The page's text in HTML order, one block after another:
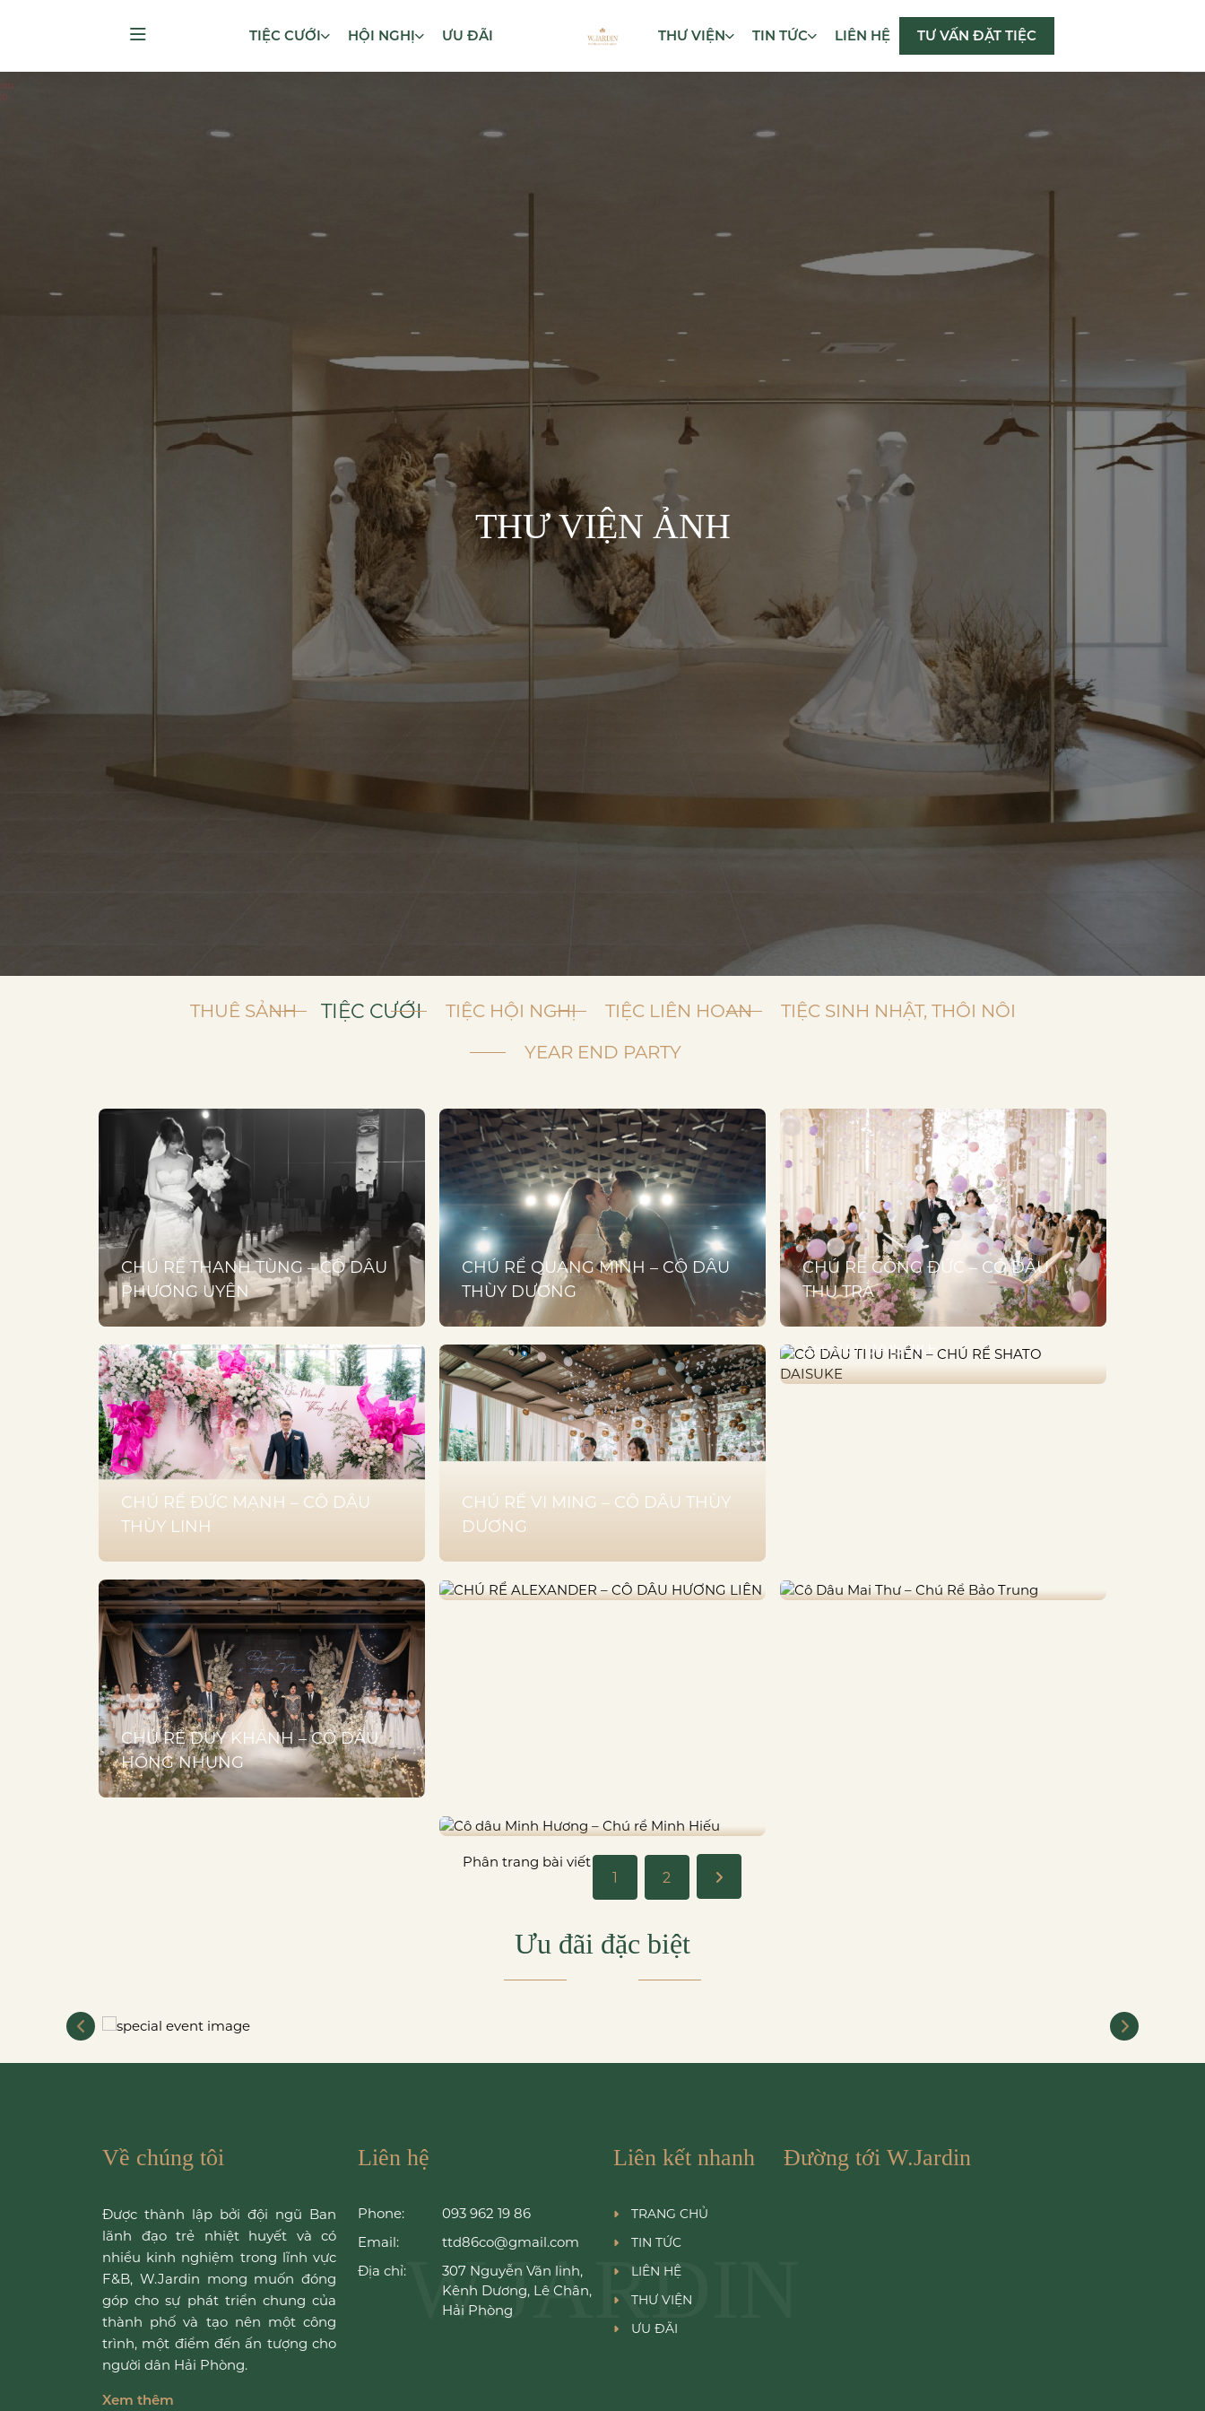
TIỆC CƯỚI HỘI NGHỊ ƯU ĐÃI THƯ VIỆN TIN TỨC LIÊN HỆ TƯ VẤN ĐẶT TIỆC
THƯ VIỆN ẢNH
THUÊ SẢNH TIỆC CƯỚI TIỆC HỘI NGHỊ TIỆC LIÊN HOAN
TIỆC SINH NHẬT, THÔI NÔI
YEAR END PARTY
CHÚ RỂ THANH TÙNG – CÔ DÂU
PHƯƠNG UYÊN
CHÚ RỂ QUANG MINH – CÔ DÂU
THÙY DƯƠNG
CHÚ RỂ CÔNG ĐỨC – CÔ DÂU
THU TRÀ
CHÚ RỂ ĐỨC MẠNH – CÔ DÂU
THÙY LINH
CHÚ RỂ VI MING – CÔ DÂU THÙY
DƯƠNG
CÔ DÂU THU HIỀN – CHÚ RỂ
SHATO DAISUKE
CHÚ RỂ DUY KHÁNH – CÔ DÂU
HỒNG NHUNG
HƯƠNG LIÊN
Phân trang bài viết
1
2
Ưu đãi đặc biệt
Về chúng tôi
Được thành lập bởi đội ngũ Ban
lãnh đạo trẻ nhiệt huyết và có
nhiều kinh nghiệm trong lĩnh vực
F&B, W.Jardin mong muốn đóng
góp cho sự phát triển chung của
thành phố và tạo nên một công
trình, một điểm đến ấn tượng cho
người dân Hải Phòng.
Xem thêm
Liên hệ
Phone:
093 962 19 86
Email:
ttd86co@gmail.com
Địa chỉ:
307 Nguyễn Văn linh,
Kênh Dương, Lê Chân,
Hải Phòng
Liên kết nhanh
TRANG CHỦ
TIN TỨC
LIÊN HỆ
THƯ VIỆN
ƯU ĐÃI
Đường tới W.Jardin
W.JARDIN